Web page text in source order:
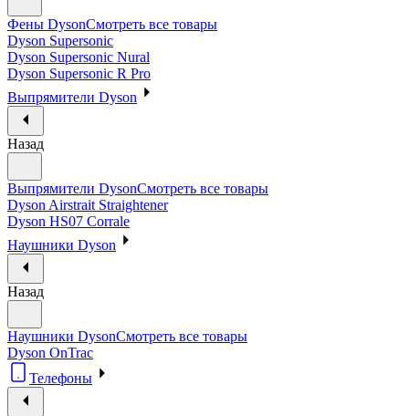
Фены DysonСмотреть все товары
Dyson Supersonic
Dyson Supersonic Nural
Dyson Supersonic R Pro
Выпрямители Dyson
Назад
Выпрямители DysonСмотреть все товары
Dyson Airstrait Straightener
Dyson HS07 Corrale
Наушники Dyson
Назад
Наушники DysonСмотреть все товары
Dyson OnTrac
Телефоны